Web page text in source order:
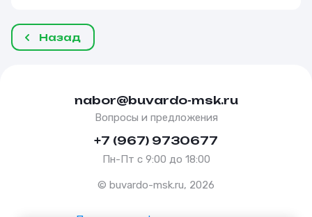
Назад
nabor@buvardo-msk.ru
Вопросы и предложения
+7 (967) 9730677
Пн-Пт с 9:00 до 18:00
© buvardo-msk.ru, 2026